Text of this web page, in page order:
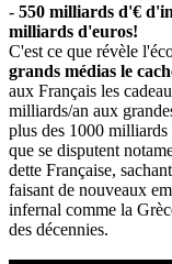
- 550 milliards d'€
milliards d'euros!
C'est ce que révèle
grands médias le
aux Français les
milliards/an aux
plus des 1000 milliards
que se disputent
dette Française,
faisant de nouveaux
infernal comme la
des décennies.